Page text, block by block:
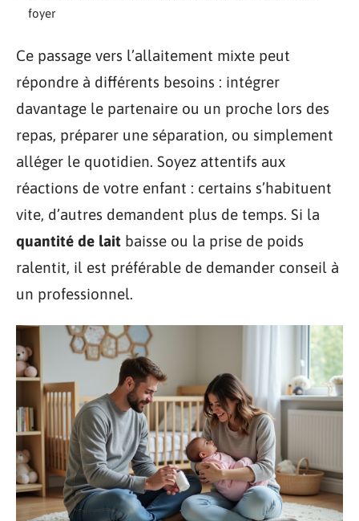
foyer
Ce passage vers l’allaitement mixte peut
répondre à différents besoins : intégrer
davantage le partenaire ou un proche lors des
repas, préparer une séparation, ou simplement
alléger le quotidien. Soyez attentifs aux
réactions de votre enfant : certains s’habituent
vite, d’autres demandent plus de temps. Si la
quantité de lait baisse ou la prise de poids
ralentit, il est préférable de demander conseil à
un professionnel.